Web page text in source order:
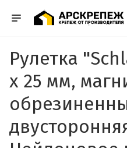
Рулетка
x 25 мм,